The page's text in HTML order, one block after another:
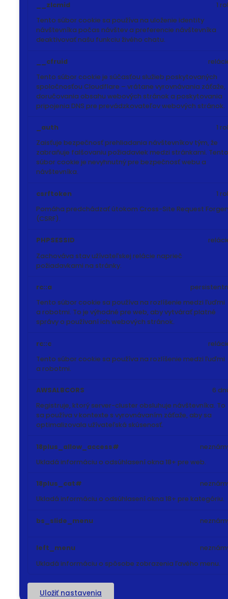
__zlcmid
Tento súbor cookie sa používa na uloženie identity
návštevníka počas návštev a preferencie návštevníka
deaktivovať našu funkciu živého chatu.
1
__cfruid
Tento súbor cookie je súčasťou služieb poskytovaných
spoločnosťou Cloudflare – vrátane vyrovnávania záťaže,
doručovania obsahu webových stránok a poskytovania
pripojenia DNS pre prevádzkovateľov webových stránok.
_auth
Zaisťuje bezpečnosť prehliadania návštevníkov tým, že
zabraňuje falšovaniu požiadaviek medzi stránkami. Tento
súbor cookie je nevyhnutný pre bezpečnosť webu a
návštevníka.
1
csrftoken
Pomáha predchádzať útokom Cross-Site Request
(CSRF).
1
PHPSESSID
Zachováva stav užívateľskej relácie naprieč
požiadavkami na stránky.
rc::a
Tento súbor cookie sa používa na rozlíšenie medzi ľuďmi
a robotmi. To je výhodné pre web, aby vytvárať platné
správy o používaní ich webových stránok.
rc::c
Tento súbor cookie sa používa na rozlíšenie medzi ľuďmi
a robotmi.
AWSALBCORS
Registruje, ktorý server-cluster obsluhuje návštevníka. To
sa používa v kontexte s vyrovnávaním záťaže, aby sa
optimalizovala užívateľská skúsenosť.
6
18plus_allow_access#
Ukladá informáciu o odsúhlasení okna 18+ pre web.
18plus_cat#
Ukladá informáciu o odsúhlasení okna 18+ pre kategóriu.
bs_slide_menu
left_menu
Ukladá informáciu o spôsobe zobrazenia ľavého menu.
Uložiť nastavenia